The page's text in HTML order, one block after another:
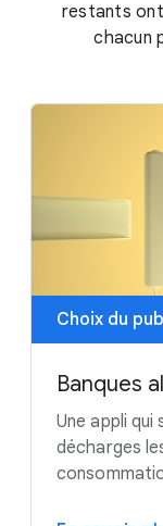
restants
chacun
Choix du
Banques
Une appli
décharges